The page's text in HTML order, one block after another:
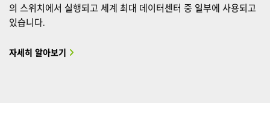
의 스위치에서 실행되고 세계 최대 데이터센터 중 일부에 사용되고
있습니다.
자세히 알아보기